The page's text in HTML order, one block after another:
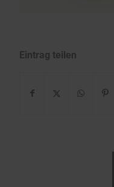
Eintrag teilen